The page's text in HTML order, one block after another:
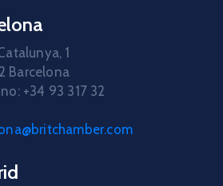
1
Barcelona
+34 93 317 32